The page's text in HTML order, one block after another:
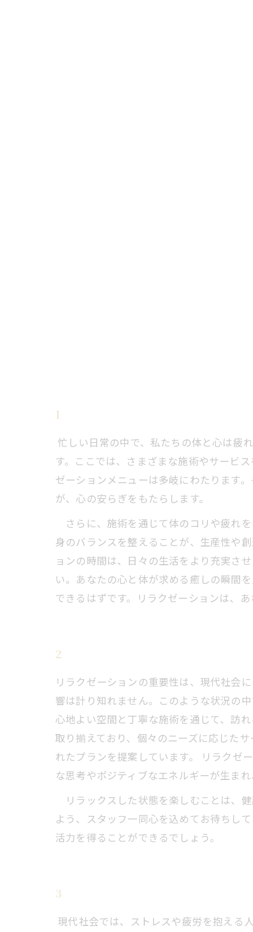
1
忙しい日常の中で、私たちの体と心は疲
す。ここでは、さまざまな施術やサービ
ゼーションメニューは多岐にわたります
が、心の安らぎをもたらします。
さらに、施術を通じて体のコリや疲れ
身のバランスを整えることが、生産性や
ョンの時間は、日々の生活をより充実さ
い。あなたの心と体が求める癒しの瞬間
できるはずです。リラクゼーションは、
2
リラクゼーションの重要性は、現代社会
響は計り知れません。このような状況の
心地よい空間と丁寧な施術を通じて、訪
取り揃えており、個々のニーズに応じた
れたプランを提案しています。 リラクゼ
な思考やポジティブなエネルギーが生まれ
リラックスした状態を楽しむことは、
よう、スタッフ一同心を込めてお待ちし
活力を得ることができるでしょう。
3
現代社会では、ストレスや疲労を抱える